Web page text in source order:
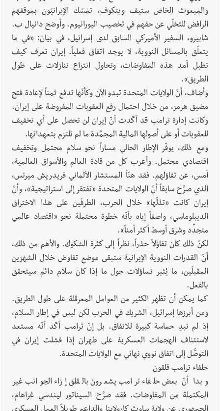
والمبعوث الخاص ستيف ويتكوف، تمسّك الإيرانيّون بموقفهم
الرافض للتخلّي عن حقهم في تخصيب اليورانيوم. وأوضح دانيال ب.
شابيرو، السفير الأميركي السابق لدى إسرائيل، في بيان: «في ما
يتعلّق بالمسائل النووية، لا يوجد اتفاق فعلياً. إيران تعرف كيف
تطيل أمد هذه المفاوضات، وتحاول انتزاع تنازلات على طول
الطريق».
وأضاف، أنّ الولايات المتحدة تبدو الآن وكأنّها تدفع ثمناً لإعادة فتح
مضيق هرمز، من خلال احتمال رفع العقوبات المفروضة على إيران.
وكانت إدارة ترامب قد أكّدت أنّ إيران لن تحصل على أي تخفيف
للعقوبات أو على أصولها المالية المجمَّدة ما لم تلتزم بتعهداتها.
ومع ذلك، يوفّر الإطار الحالي مساراً نحو سلام محتمل وتخفيف
اقتصادي محتمل. وأعرب كل من قادة العالم والأسواق العالمية،
أمس، عن تفاؤلهم. فقد هنّأ المستشار الألماني فريدريش ميرتس،
الذي صرَّح سابقاً أنّ الولايات المتحدة «تفتقر إلى استراتيجية»، وأنّ
إيران كانت «تذلّها» خلال الحرب، الطرفَين على هذا الاختراق
الديبلوماسي، واصفاً إياه بأنّه خطوة محتملة نحو «اقتصاد عالمي
متجدِّد وشرق أوسط أكثر أمناً».
لكنّ ذلك كان تفاؤلاً حذراً، نظراً إلى كثرة الشكوك. والأهم من ذلك،
أنّ القدرات النووية الإيرانية ستبقى موضع تفاوض خلال الشهرَين
المقبلَين، ما يُثير تساؤلات حول ما إذا كان سلام دائم سيتحقق
بالفعل.
كما يمكن أن تظهر الكثير من العوامل المعرقلة على طول الطريق.
ومن أبرزها إسرائيل، الشريك في الحرب لكن ليس في إطار السلام،
إذ لم تبدِ حماسة كبيرة للاتفاق. بل إنّ ترامب أكّد أنّه مستعد
لاستئناف الهجمات العسكرية على طهران إذا فشلت إيران في
التوصُّل إلى اتفاق نووي نهائي مع الولايات المتحدة.
حلفاء ترامب قلقون
وبدا أنّ بعض حلفاء ترامب يشعرون بالقلق إزاء الجوانب غير
المكتملة من المفاوضات. فقد صرَّح السيناتور ليندسي غراهام،